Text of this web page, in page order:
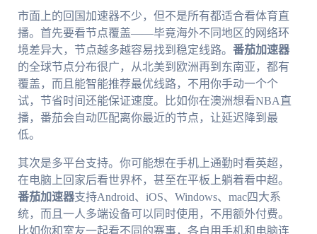
市面上的回国加速器不少，但不是所有都适合看体育直
播。首先要看节点覆盖——毕竟海外不同地区的网络环
境差异大，节点越多越容易找到稳定线路。 番茄加速器
的全球节点分布很广，从北美到欧洲再到东南亚，都有
覆盖，而且能智能推荐最优线路，不用你手动一个个
试，节省时间还能保证速度。比如你在澳洲想看NBA直
播，番茄会自动匹配离你最近的节点，让延迟降到最
低。
其次是多平台支持。你可能想在手机上通勤时看英超，
在电脑上回家后看世界杯，甚至在平板上躺着看中超。
番茄加速器支持Android、iOS、Windows、mac四大系
统，而且一人多端设备可以同时使用，不用额外付费。
比如你和室友一起看不同的赛事，各自用手机和电脑连